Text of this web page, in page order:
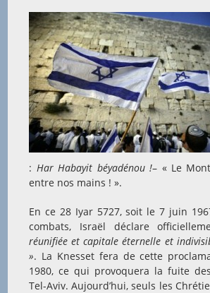
: Har Habayit béyadénou !– « Le
entre nos mains ! ».
En ce 28 Iyar 5727, soit le 7 juin
combats, Israël déclare
réunifiée et capitale éternelle et
». La Knesset fera de cette
1980, ce qui provoquera la fuite
Tel-Aviv. Aujourd’hui, seuls les